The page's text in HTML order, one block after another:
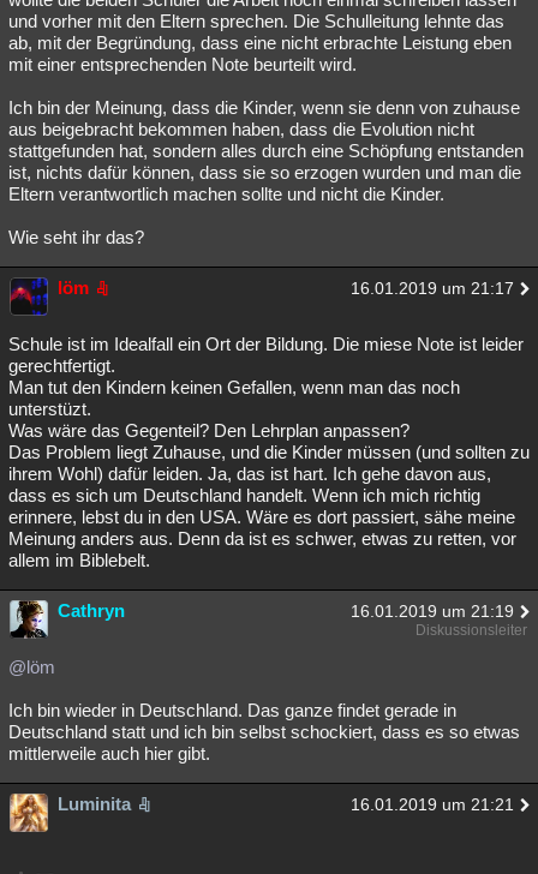
und vorher mit den Eltern sprechen. Die Schulleitung lehnte das
ab, mit der Begründung, dass eine nicht erbrachte Leistung eben
mit einer entsprechenden Note beurteilt wird.
Ich bin der Meinung, dass die Kinder, wenn sie denn von zuhause
aus beigebracht bekommen haben, dass die Evolution nicht
stattgefunden hat, sondern alles durch eine Schöpfung entstanden
ist, nichts dafür können, dass sie so erzogen wurden und man die
Eltern verantwortlich machen sollte und nicht die Kinder.
Wie seht ihr das?
löm 16.01.2019 um 21:17
Schule ist im Idealfall ein Ort der Bildung. Die miese Note ist leider
gerechtfertigt.
Man tut den Kindern keinen Gefallen, wenn man das noch
unterstüzt.
Was wäre das Gegenteil? Den Lehrplan anpassen?
Das Problem liegt Zuhause, und die Kinder müssen (und sollten zu
ihrem Wohl) dafür leiden. Ja, das ist hart. Ich gehe davon aus,
dass es sich um Deutschland handelt. Wenn ich mich richtig
erinnere, lebst du in den USA. Wäre es dort passiert, sähe meine
Meinung anders aus. Denn da ist es schwer, etwas zu retten, vor
allem im Biblebelt.
Cathryn 16.01.2019 um 21:19
Diskussionsleiter
@löm
Ich bin wieder in Deutschland. Das ganze findet gerade in
Deutschland statt und ich bin selbst schockiert, dass es so etwas
mittlerweile auch hier gibt.
Luminita 16.01.2019 um 21:21